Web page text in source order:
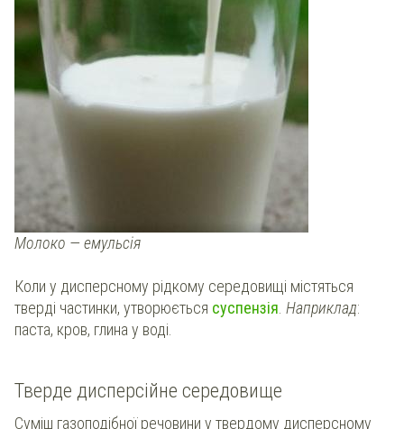
Молоко — емульсія
Коли у дисперсному рідкому середовищі містяться
тверді частинки, утворюється суспензія. Наприклад:
паста, кров, глина у воді.
Тверде дисперсійне середовище
Суміш газоподібної речовини у твердому дисперсному